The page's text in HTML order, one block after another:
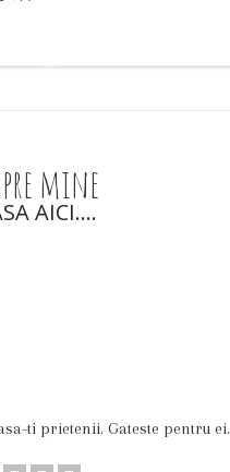
AICI....
mine
ti prietenii. Gateste pentru ei.